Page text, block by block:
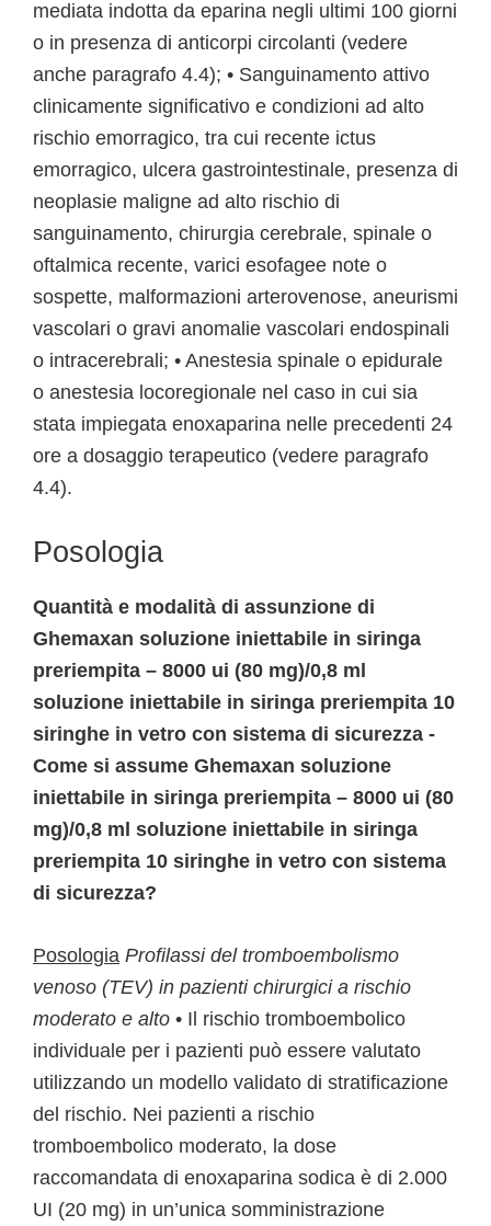
mediata indotta da eparina negli ultimi 100 giorni
o in presenza di anticorpi circolanti (vedere
anche paragrafo 4.4); • Sanguinamento attivo
clinicamente significativo e condizioni ad alto
rischio emorragico, tra cui recente ictus
emorragico, ulcera gastrointestinale, presenza di
neoplasie maligne ad alto rischio di
sanguinamento, chirurgia cerebrale, spinale o
oftalmica recente, varici esofagee note o
sospette, malformazioni arterovenose, aneurismi
vascolari o gravi anomalie vascolari endospinali
o intracerebrali; • Anestesia spinale o epidurale
o anestesia locoregionale nel caso in cui sia
stata impiegata enoxaparina nelle precedenti 24
ore a dosaggio terapeutico (vedere paragrafo
4.4).
Posologia
Quantità e modalità di assunzione di
Ghemaxan soluzione iniettabile in siringa
preriempita – 8000 ui (80 mg)/0,8 ml
soluzione iniettabile in siringa preriempita 10
siringhe in vetro con sistema di sicurezza -
Come si assume Ghemaxan soluzione
iniettabile in siringa preriempita – 8000 ui (80
mg)/0,8 ml soluzione iniettabile in siringa
preriempita 10 siringhe in vetro con sistema
di sicurezza?
Posologia Profilassi del tromboembolismo
venoso (TEV) in pazienti chirurgici a rischio
moderato e alto • Il rischio tromboembolico
individuale per i pazienti può essere valutato
utilizzando un modello validato di stratificazione
del rischio. Nei pazienti a rischio
tromboembolico moderato, la dose
raccomandata di enoxaparina sodica è di 2.000
UI (20 mg) in un’unica somministrazione